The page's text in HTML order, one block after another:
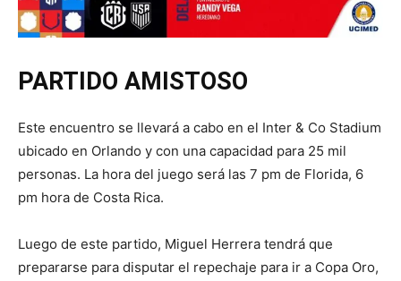
PARTIDO AMISTOSO
Este encuentro se llevará a cabo en el Inter & Co Stadium
ubicado en Orlando y con una capacidad para 25 mil
personas. La hora del juego será las 7 pm de Florida, 6
pm hora de Costa Rica.
Luego de este partido, Miguel Herrera tendrá que
prepararse para disputar el repechaje para ir a Copa Oro,